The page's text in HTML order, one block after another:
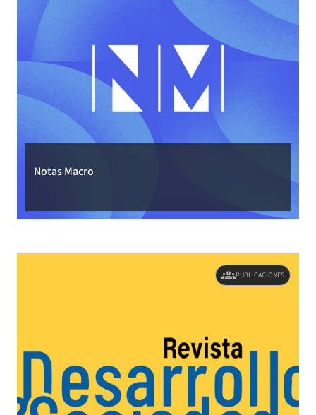
Notas Macro
groupsPUBLICACIONES